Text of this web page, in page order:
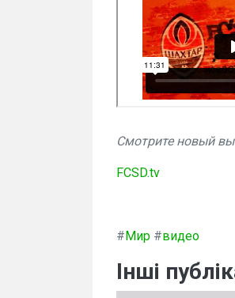
Смотрите новый
FCSD.tv
#Мир #видео
Інші